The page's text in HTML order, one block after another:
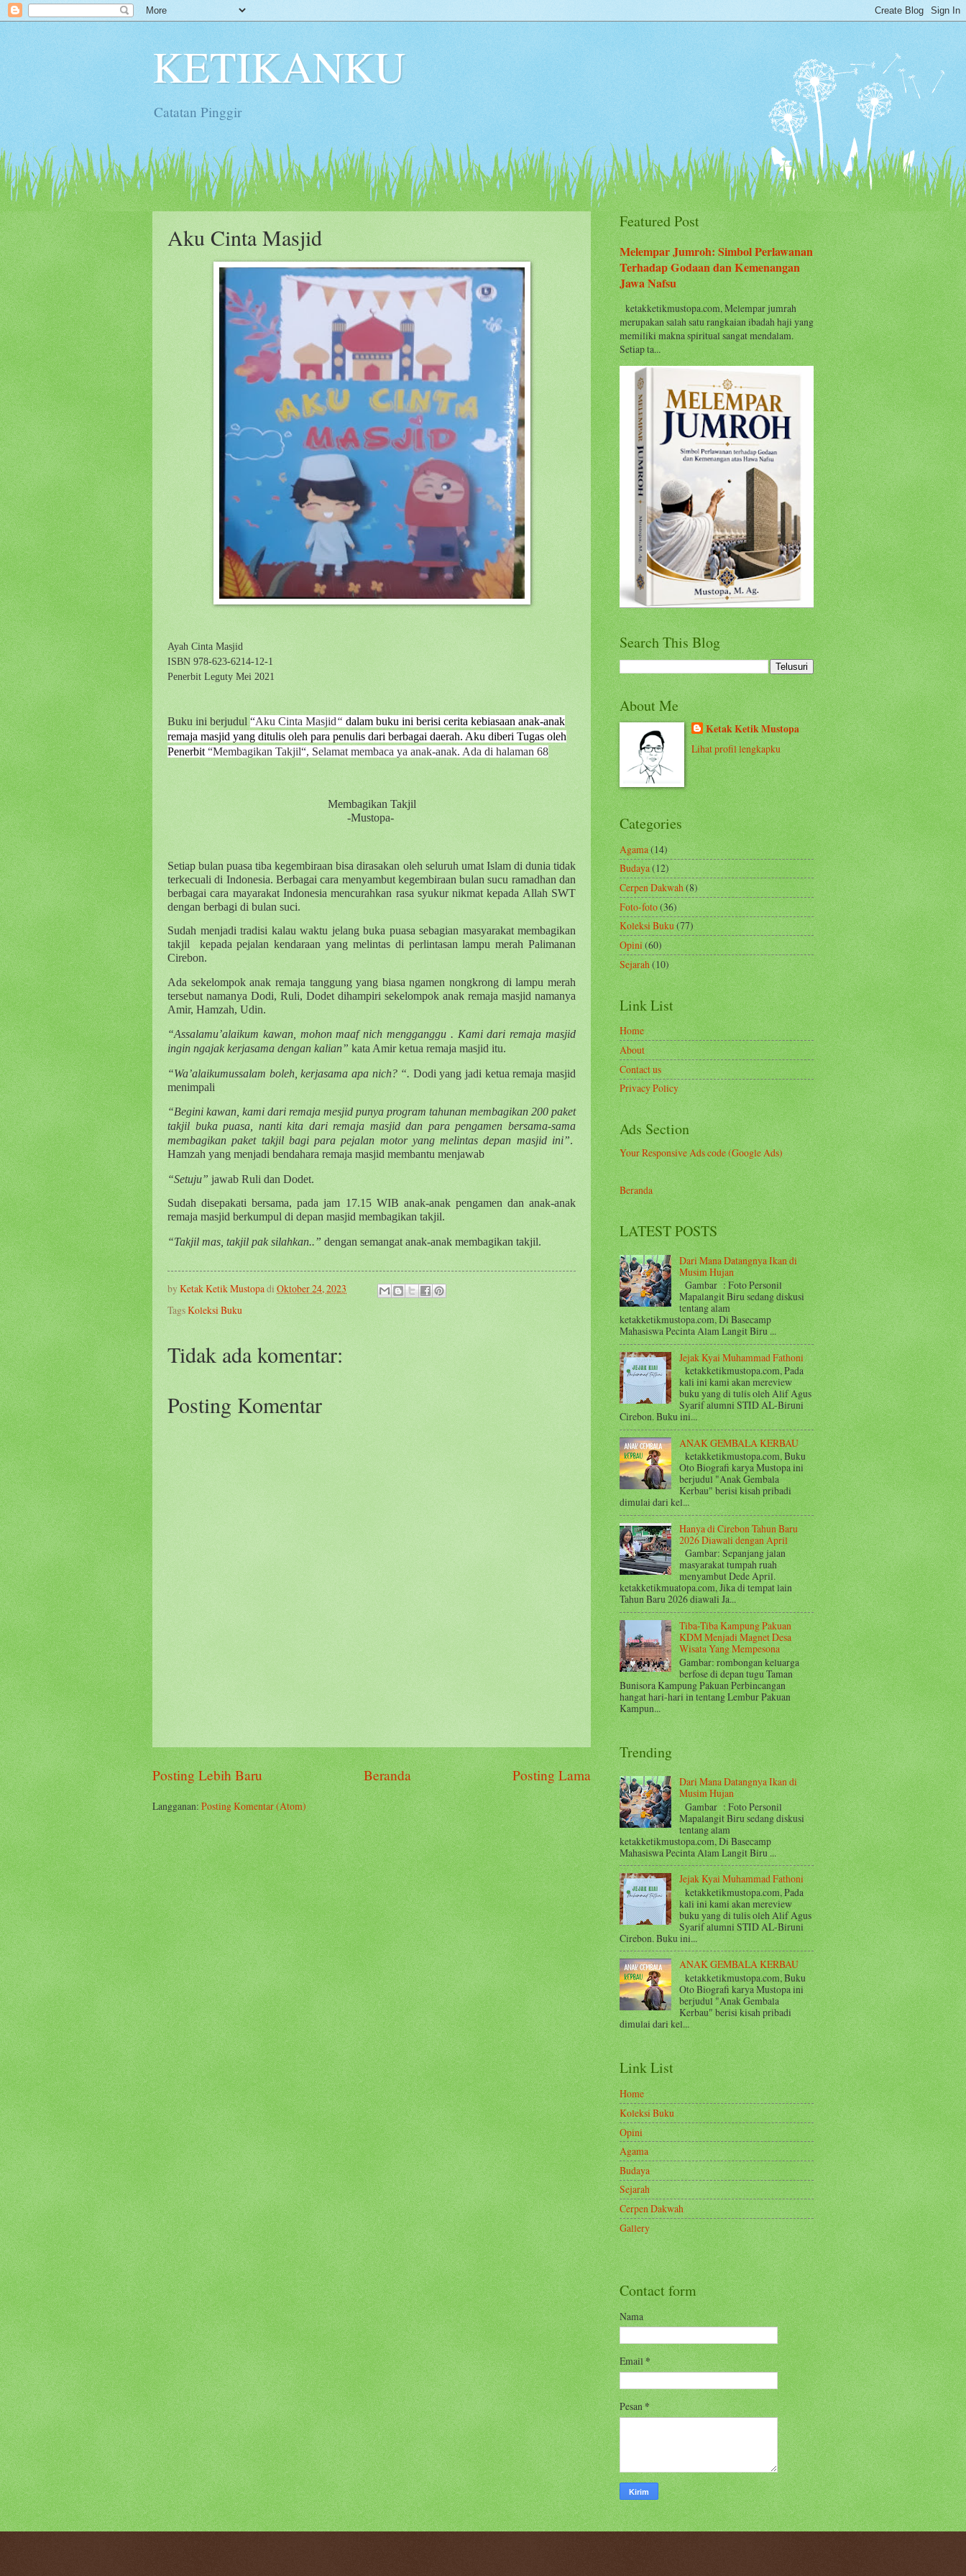
KETIKANKU
Catatan Pinggir
Aku Cinta Masjid
Ayah Cinta Masjid
ISBN 978-623-6214-12-1
Penerbit Leguty Mei 2021
Buku ini berjudul “Aku Cinta Masjid“ dalam buku ini berisi cerita kebiasaan anak-anak
remaja masjid yang ditulis oleh para penulis dari berbagai daerah. Aku diberi Tugas oleh
Penerbit“Membagikan Takjil“, Selamat membaca ya anak-anak. Ada di halaman 68
Membagikan Takjil
-Mustopa-
Setiap bulan puasa tiba kegembiraan bisa dirasakan oleh seluruh umat Islam di dunia tidak
terkecuali di Indonesia. Berbagai cara menyambut kegembiraan bulan sucu ramadhan dan
berbagai cara mayarakat Indonesia mencurahkan rasa syukur nikmat kepada Allah SWT
dengan berbagi di bulan suci.
Sudah menjadi tradisi kalau waktu jelang buka puasa sebagian masyarakat membagikan
takjil
kepada pejalan kendaraan yang melintas di perlintasan lampu merah Palimanan
Cirebon.
Ada sekelompok anak remaja tanggung yang biasa ngamen nongkrong di lampu merah
tersebut namanya Dodi, Ruli, Dodet dihampiri sekelompok anak remaja masjid namanya
Amir, Hamzah, Udin.
“Assalamu’alaikum kawan, mohon maaf nich mengganggu . Kami dari remaja masjid
ingin ngajak kerjasama dengan kalian” kata Amir ketua remaja masjid itu.
“Wa’alaikumussalam boleh, kerjasama apa nich? “. Dodi yang jadi ketua remaja masjid
menimpali
“Begini kawan, kami dari remaja mesjid punya program tahunan membagikan 200 paket
takjil buka puasa, nanti kita dari remaja masjid dan para pengamen bersama-sama
membagikan paket takjil bagi para pejalan motor yang melintas depan masjid ini”.
Hamzah yang menjadi bendahara remaja masjid membantu menjawab
“Setuju” jawab Ruli dan Dodet.
Sudah disepakati bersama, pada jam 17.15 WIB anak-anak pengamen dan anak-anak
remaja masjid berkumpul di depan masjid membagikan takjil.
“Takjil mas, takjil pak silahkan..” dengan semangat anak-anak membagikan takjil.
byKetak Ketik Mustopadi Oktober 24, 2023
TagsKoleksi Buku
Tidak ada komentar:
Posting Komentar
Posting Lebih Baru Posting Lama
Beranda
Langganan:Posting Komentar (Atom)
Featured Post
Melempar Jumroh: Simbol Perlawanan
Terhadap Godaan dan Kemenangan
Jawa Nafsu
ketakketikmustopa.com, Melempar jumrah
merupakan salah satu rangkaian ibadah haji yang
memiliki makna spiritual sangat mendalam.
Setiap ta...
Search This Blog
About Me
Ketak Ketik Mustopa
Lihat profil lengkapku
Categories
Agama(14)
Budaya(12)
Cerpen Dakwah(8)
Foto-foto(36)
Koleksi Buku(77)
Opini(60)
Sejarah(10)
Link List
Home
About
Contact us
Privacy Policy
Ads Section
Your Responsive Ads code (Google Ads)
Beranda
LATEST POSTS
Dari Mana Datangnya Ikan di
Musim Hujan
Gambar : Foto Personil
Mapalangit Biru sedang diskusi
tentang alam
ketakketikmustopa.com, Di Basecamp
Mahasiswa Pecinta Alam Langit Biru ...
Jejak Kyai Muhammad Fathoni
ketakketikmustopa.com, Pada
kali ini kami akan mereview
buku yang di tulis oleh Alif Agus
Syarif alumni STID AL-Biruni
Cirebon. Buku ini...
ANAK GEMBALA KERBAU
ketakketikmustopa.com, Buku
Oto Biografi karya Mustopa ini
berjudul "Anak Gembala
Kerbau" berisi kisah pribadi
dimulai dari kel...
Hanya di Cirebon Tahun Baru
2026 Diawali dengan April
Gambar: Sepanjang jalan
masyarakat tumpah ruah
menyambut Dede April.
ketakketikmuatopa.com, Jika di tempat lain
Tahun Baru 2026 diawali Ja...
Tiba-Tiba Kampung Pakuan
KDM Menjadi Magnet Desa
Wisata Yang Mempesona
Gambar: rombongan keluarga
berfose di depan tugu Taman
Bunisora Kampung Pakuan Perbincangan
hangat hari-hari in tentang Lembur Pakuan
Kampun...
Trending
Dari Mana Datangnya Ikan di
Musim Hujan
Gambar : Foto Personil
Mapalangit Biru sedang diskusi
tentang alam
ketakketikmustopa.com, Di Basecamp
Mahasiswa Pecinta Alam Langit Biru ...
Jejak Kyai Muhammad Fathoni
ketakketikmustopa.com, Pada
kali ini kami akan mereview
buku yang di tulis oleh Alif Agus
Syarif alumni STID AL-Biruni
Cirebon. Buku ini...
ANAK GEMBALA KERBAU
ketakketikmustopa.com, Buku
Oto Biografi karya Mustopa ini
berjudul "Anak Gembala
Kerbau" berisi kisah pribadi
dimulai dari kel...
Link List
Home
Koleksi Buku
Opini
Agama
Budaya
Sejarah
Cerpen Dakwah
Gallery
Contact form
Nama
Email*
Pesan*